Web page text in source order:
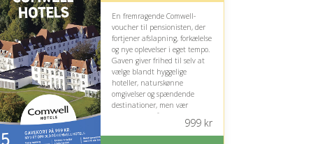
En fremragende Comwell-
voucher til pensionisten, der
fortjener afslapning, forkælelse
og nye oplevelser i eget tempo.
Gaven giver frihed til selv at
vælge blandt hyggelige
hoteller, naturskønne
omgivelser og spændende
destinationer, men vær
opmærksom på, at spa-
inkluderet.
999kr